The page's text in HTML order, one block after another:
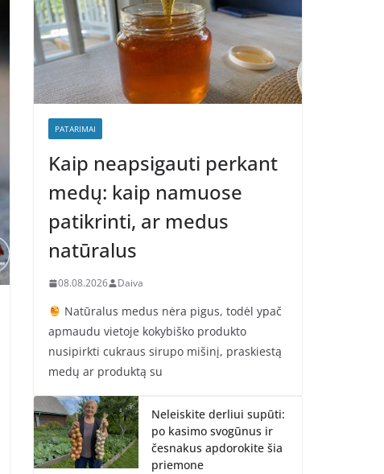
PATARIMAI
Kaip neapsigauti perkant
medų: kaip namuose
patikrinti, ar medus
natūralus
08.08.2026 Daiva
Natūralus medus nėra pigus, todėl ypač
apmaudu vietoje kokybiško produkto
nusipirkti cukraus sirupo mišinį, praskiestą
medų ar produktą su
Neleiskite derliui supūti:
po kasimo svogūnus ir
česnakus apdorokite šia
priemone